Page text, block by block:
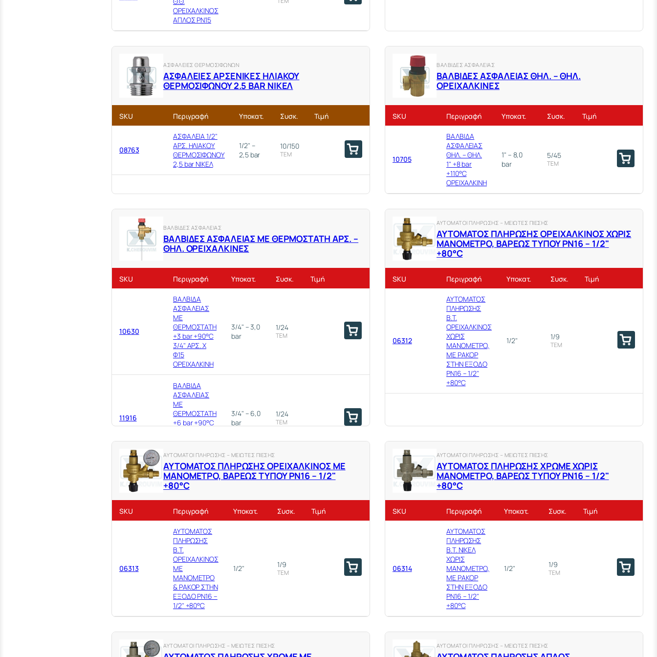
3" ΘΗΛ. ΘΗΛ.
PN 25 ΚΑΙ
ΥΠΟΔΟΧΗ ΓΙΑ
ΜΑΝΟΜΕΤΡΟ
1/4"
1/4
ΟΡΕΙΧΑΛΚΙΝΟΣ
ΑΠΛΟΣ PN15
ΑΣΦΑΛΕΙΕΣ ΘΕΡΜΟΣΙΦΩΝΩΝ
ΑΣΦΑΛΕΙEΣ ΑΡΣΕΝΙΚΕΣ ΗΛΙΑΚΟΥ
ΘΕΡΜΟΣΙΦΩΝΟΥ 2.5 ΒΑR ΝΙΚΕΛ
SKU Περιγραφή Υποκατ. Συσκ. Τιμή
08763
ΑΣΦΑΛΕΙΑ 1/2"
ΑΡΣ. ΗΛΙΑΚΟΥ
ΘΕΡΜΟΣΙΦΩΝΟΥ
2,5 bar ΝΙΚΕΛ
1/2" –
2,5 bar
10/150
ΤΕΜ
ΒΑΛΒΙΔΕΣ ΑΣΦΑΛΕΙΑΣ
ΒΑΛΒΙΔΕΣ ΑΣΦΑΛΕΙΑΣ ΘΗΛ. – ΘΗΛ.
ΟΡΕΙΧΑΛΚΙΝΕΣ
SKU Περιγραφή Υποκατ. Συσκ. Τιμή
10705
ΒΑΛΒΙΔΑ
ΑΣΦΑΛΕΙΑΣ
ΘΗΛ. – ΘΗΛ.
1" +8 bar
+110°C
ΟΡΕΙΧΑΛΚΙΝΗ
1" – 8,0
bar
5/45
ΤΕΜ
ΒΑΛΒΙΔΕΣ ΑΣΦΑΛΕΙΑΣ
ΒΑΛΒΙΔΕΣ ΑΣΦΑΛΕΙΑΣ ΜΕ ΘΕΡΜΟΣΤΑΤΗ ΑΡΣ. –
ΘΗΛ. ΟΡΕΙΧΑΛΚΙΝΕΣ
SKU Περιγραφή Υποκατ. Συσκ. Τιμή
10630
ΒΑΛΒΙΔΑ
ΑΣΦΑΛΕΙΑΣ
ΜΕ
ΘΕΡΜΟΣΤΑΤΗ
+3 bar +90°C
3/4" ΑΡΣ. Χ
Φ15
ΟΡΕΙΧΑΛΚΙΝΗ
3/4" – 3,0
bar
1/24
ΤΕΜ
11916
ΒΑΛΒΙΔΑ
ΑΣΦΑΛΕΙΑΣ
ΜΕ
ΘΕΡΜΟΣΤΑΤΗ
+6 bar +90°C
Φ15
3/4" – 6,0
bar
1/24
ΤΕΜ
ΑΥΤΟΜΑΤΟΙ ΠΛΗΡΩΣΗΣ – ΜΕΙΩΤΕΣ ΠΙΕΣΗΣ
ΑΥΤΟΜΑΤΟΣ ΠΛΗΡΩΣΗΣ ΟΡΕΙΧΑΛΚΙΝΟΣ ΧΩΡΙΣ
ΜΑΝΟΜΕΤΡΟ, ΒΑΡΕΩΣ ΤΥΠΟΥ ΡΝ16 – 1/2"
+80°C
SKU Περιγραφή Υποκατ. Συσκ. Τιμή
06312
ΑΥΤΟΜΑΤΟΣ
ΠΛΗΡΩΣΗΣ
Β.Τ.
ΟΡΕΙΧΑΛΚΙΝΟΣ
ΧΩΡΙΣ
ΜΑΝΟΜΕΤΡΟ,
ΜΕ ΡΑΚΟΡ
ΣΤΗΝ ΕΞΟΔΟ
PN16 – 1/2"
+80°C
1/2" 1/9
ΤΕΜ
ΑΥΤΟΜΑΤΟΙ ΠΛΗΡΩΣΗΣ – ΜΕΙΩΤΕΣ ΠΙΕΣΗΣ
ΑΥΤΟΜΑΤΟΣ ΠΛΗΡΩΣΗΣ ΟΡΕΙΧΑΛΚΙΝΟΣ ΜΕ
ΜΑΝΟΜΕΤΡΟ, ΒΑΡΕΩΣ ΤΥΠΟΥ ΡΝ16 – 1/2"
+80°C
SKU Περιγραφή Υποκατ. Συσκ. Τιμή
06313
ΑΥΤΟΜΑΤΟΣ
ΠΛΗΡΩΣΗΣ
Β.Τ.
ΟΡΕΙΧΑΛΚΙΝΟΣ
ΜΕ
ΜΑΝΟΜΕΤΡΟ
& ΡΑΚΟΡ ΣΤΗΝ
ΕΞΟΔΟ PN16 –
1/2" +80°C
1/2" 1/9
ΤΕΜ
ΑΥΤΟΜΑΤΟΙ ΠΛΗΡΩΣΗΣ – ΜΕΙΩΤΕΣ ΠΙΕΣΗΣ
ΑΥΤΟΜΑΤΟΣ ΠΛΗΡΩΣΗΣ ΧΡΩΜΕ ΧΩΡΙΣ
ΜΑΝΟΜΕΤΡΟ, ΒΑΡΕΩΣ ΤΥΠΟΥ ΡΝ16 – 1/2"
+80°C
SKU Περιγραφή Υποκατ. Συσκ. Τιμή
06314
ΑΥΤΟΜΑΤΟΣ
ΠΛΗΡΩΣΗΣ
Β.Τ. ΝΙΚΕΛ
ΧΩΡΙΣ
ΜΑΝΟΜΕΤΡΟ,
ΜΕ ΡΑΚΟΡ
ΣΤΗΝ ΕΞΟΔΟ
PN16 – 1/2"
+80°C
1/2" 1/9
ΤΕΜ
ΑΥΤΟΜΑΤΟΙ ΠΛΗΡΩΣΗΣ – ΜΕΙΩΤΕΣ ΠΙΕΣΗΣ ΑΥΤΟΜΑΤΟΙ ΠΛΗΡΩΣΗΣ – ΜΕΙΩΤΕΣ ΠΙΕΣΗΣ